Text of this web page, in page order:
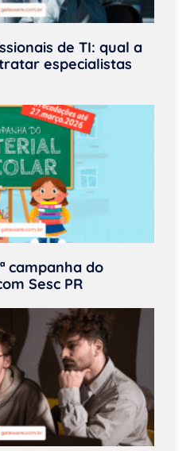
de TI: qual a
especialistas
campanha do
Sesc PR